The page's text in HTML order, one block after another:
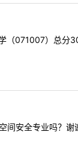
（071007）总分
安全专业吗？谢